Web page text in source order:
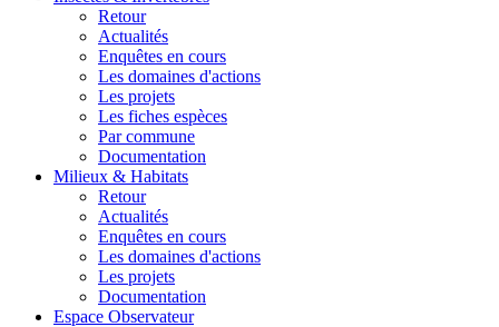
Retour
Actualités
Enquêtes en cours
Les domaines d'actions
Les projets
Les fiches espèces
Par commune
Documentation
Milieux & Habitats
Retour
Actualités
Enquêtes en cours
Les domaines d'actions
Les projets
Documentation
Espace Observateur